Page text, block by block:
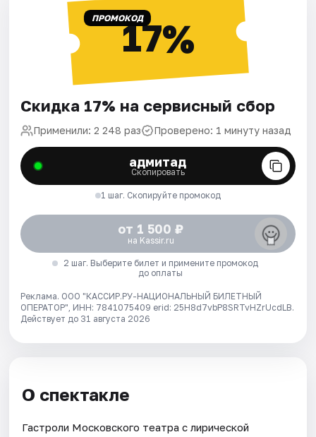
ПРОМОКОД17%
Скидка 17% на сервисный сбор
Применили: 2 248 раз Проверено: 1 минуту назад
адмитад
Скопировать
1 шаг. Скопируйте промокод
от 1 500 ₽
на Kassir.ru
2 шаг. Выберите билет и примените промокод
до оплаты
Реклама. ООО "КАССИР.РУ-НАЦИОНАЛЬНЫЙ БИЛЕТНЫЙ
ОПЕРАТОР", ИНН: 7841075409 erid: 25H8d7vbP8SRTvHZrUcdLB.
Действует до 31 августа 2026
О спектакле
Гастроли Московского театра с лирической